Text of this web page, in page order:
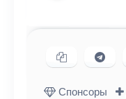
Копировать
Спонсоры